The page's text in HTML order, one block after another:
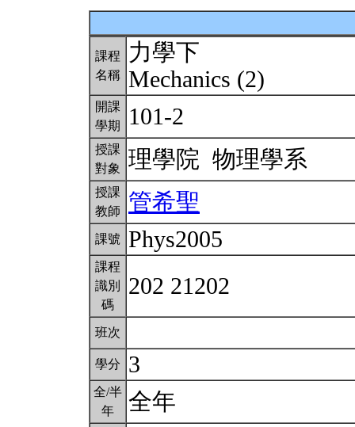
課程
名稱
力學下
Mechanics (2)
開課
學期
101-2
授課
對象
理學院 物理學系
授課
教師
管希聖
課號 Phys2005
課程
識別
碼
202 21202
班次
學分 3
全/半
年
全年